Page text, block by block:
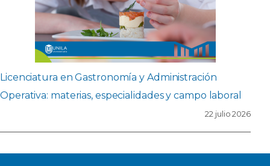
Licenciatura en Gastronomía y Administración
Operativa: materias, especialidades y campo laboral
22 julio 2026